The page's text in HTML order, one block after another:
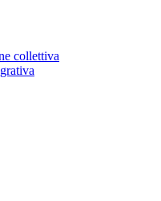
collettiva